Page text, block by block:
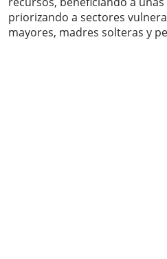
priorizando a sectores
mayores, madres solteras y